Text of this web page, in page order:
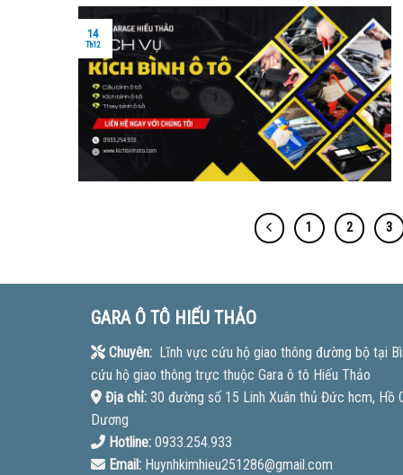
14
Th12
1 2 3
GARA Ô TÔ HIẾU THẢO
Chuyên:Lĩnh vực cứu hộ giao thông đường bộ tại
cứu hộ giao thông trực thuộc Gara ô tô Hiếu Thảo
Địa chỉ:30 đường số 15 Linh Xuân thủ Đức hcm, Hồ
Dương
Hotline:0933.254.933
Email:Huynhkimhieu251286@gmail.com